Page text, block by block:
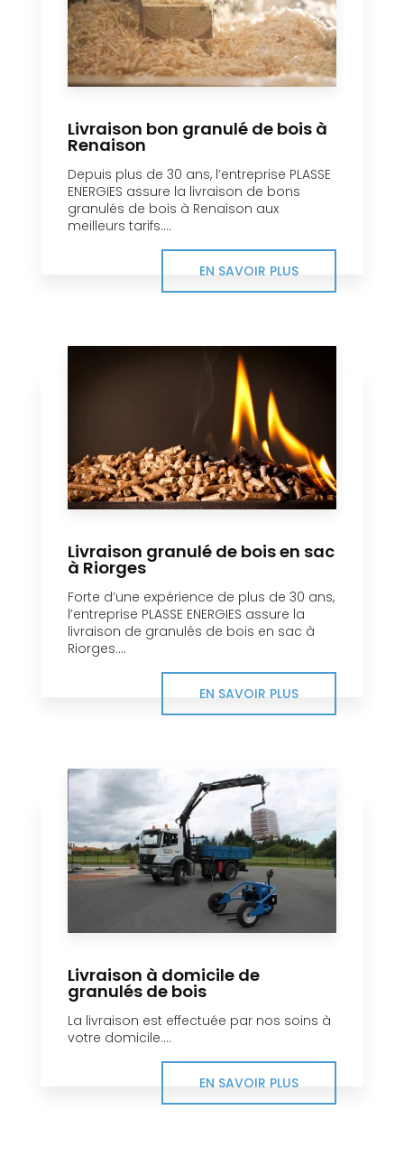
Livraison bon granulé de bois à
Renaison
Depuis plus de 30 ans, l’entreprise PLASSE
ENERGIES assure la livraison de bons
granulés de bois à Renaison aux
meilleurs tarifs....
EN SAVOIR PLUS
Livraison granulé de bois en sac
à Riorges
Forte d’une expérience de plus de 30 ans,
l’entreprise PLASSE ENERGIES assure la
livraison de granulés de bois en sac à
Riorges....
EN SAVOIR PLUS
Livraison à domicile de
granulés de bois
La livraison est effectuée par nos soins à
votre domicile....
EN SAVOIR PLUS